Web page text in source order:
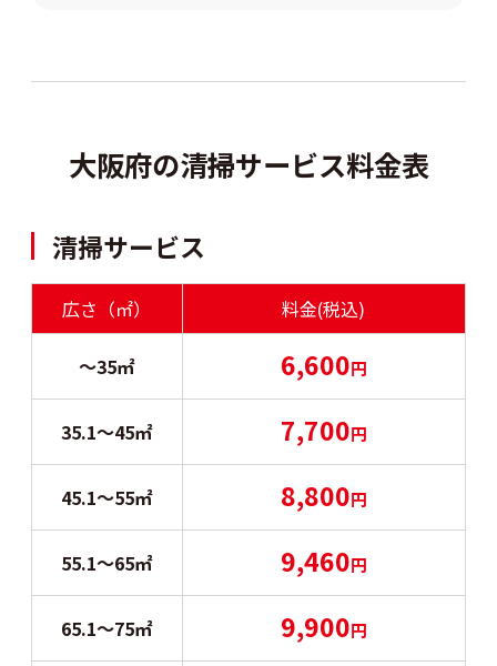
大阪府の清掃サービス料金表
清掃サービス
広さ（㎡） 料金(税込)
～35㎡ 6,600円
35.1〜45㎡ 7,700円
45.1〜55㎡ 8,800円
55.1〜65㎡ 9,460円
65.1〜75㎡ 9,900円